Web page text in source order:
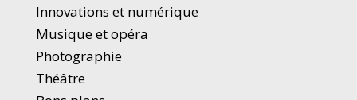
Innovations et numérique
Musique et opéra
Photographie
Théâtre